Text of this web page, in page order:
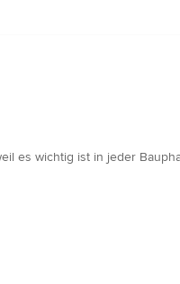
es wichtig ist in jeder